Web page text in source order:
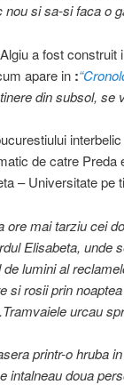
nou si sa-si faca o
a fost construit
apare in :
din subsol, se
de catre Preda
– Universitate pe
ore mai tarziu cei
Elisabeta, unde
de lumini al
si rosii prin
urcau
printr-o hruba
intalneau doua